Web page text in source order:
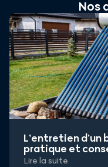
Nos
L’entretien d’un
pratique et
Lire la suite